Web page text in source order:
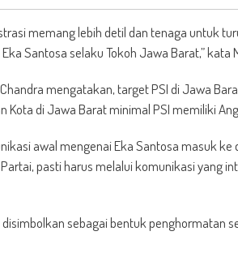
memang lebih detil dan tenaga untuk
Santosa selaku Tokoh Jawa Barat,” kata
mengatakan, target PSI di Jawa
di Jawa Barat minimal PSI memiliki
awal mengenai Eka Santosa masuk ke
pasti harus melalui komunikasi yang
sebagai bentuk penghormatan